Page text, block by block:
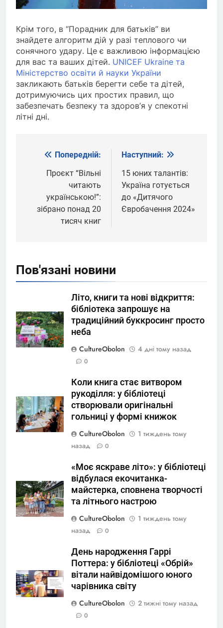
Крім того, в “Порадник для батьків” ви
знайдете алгоритм дій у разі теплового чи
сонячного удару. Це є важливою інформацією
для вас та ваших дітей. UNICEF Ukraine та
Міністерство освіти й науки України
закликають батьків берегти себе та дітей,
дотримуючись цих простих правил, що
забезпечать безпеку та здоров’я у спекотні
літні дні.
Навігація
записів
Попередній:
Проєкт “Вільні
читають
українською!”:
зібрано понад 20
тисяч книг
Наступний:
15 юних талантів:
Україна готується
до «Дитячого
Євробачення 2024»
Пов'язані новини
Літо, книги та нові відкриття:
бібліотека запрошує на
традиційний буккросинг просто
неба
CultureObolon
4 дні тому назад
0
Коли книга стає витвором
рукоділля: у бібліотеці
створювали оригінальні
гольниці у формі книжок
CultureObolon
1 тиждень тому
назад
0
«Моє яскраве літо»: у бібліотеці
відбулася екочитанка-
майстерка, сповнена творчості
та літнього настрою
CultureObolon
1 тиждень тому
назад
0
День народження Гаррі
Поттера: у бібліотеці «Обрій»
вітали найвідомішого юного
чарівника світу
CultureObolon
2 тижні тому назад
0